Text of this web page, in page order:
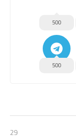
500
500
29